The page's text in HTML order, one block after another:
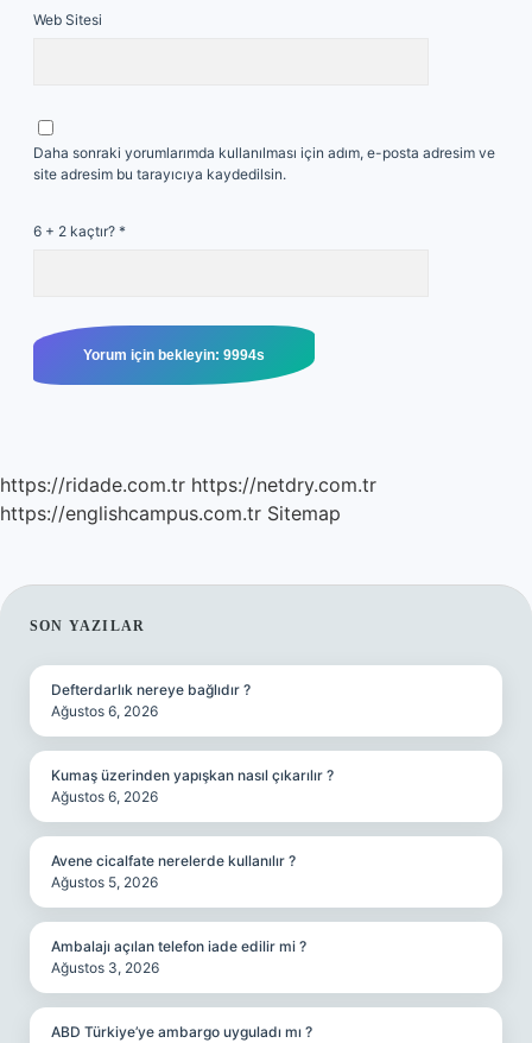
Web Sitesi
Daha sonraki yorumlarımda kullanılması için adım, e-posta adresim ve
site adresim bu tarayıcıya kaydedilsin.
6 + 2 kaçtır? *
https://ridade.com.tr https://netdry.com.tr
https://englishcampus.com.tr Sitemap
SIDEBAR
SON YAZILAR
Defterdarlık nereye bağlıdır ?
Ağustos 6, 2026
Kumaş üzerinden yapışkan nasıl çıkarılır ?
Ağustos 6, 2026
Avene cicalfate nerelerde kullanılır ?
Ağustos 5, 2026
Ambalajı açılan telefon iade edilir mi ?
Ağustos 3, 2026
ABD Türkiye’ye ambargo uyguladı mı ?